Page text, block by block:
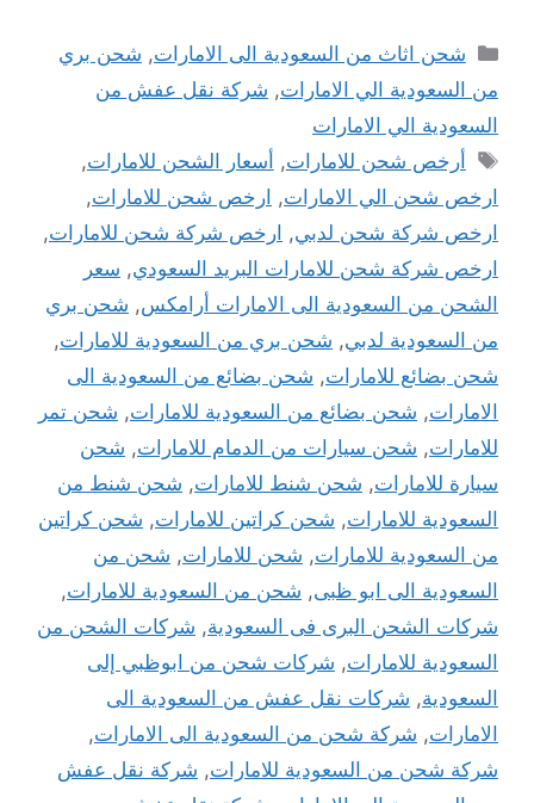
التصنيفات
شحن اثاث من السعودية الى الامارات, شحن بري
من السعودية الي الامارات, شركة نقل عفش من
السعودية الي الامارات
الوسوم
أرخص شحن للامارات, أسعار الشحن للامارات,
ارخص شحن الي الامارات, ارخص شحن للامارات,
ارخص شركة شحن لدبي, ارخص شركة شحن للامارات,
ارخص شركة شحن للامارات البريد السعودي, سعر
الشحن من السعودية الى الامارات أرامكس, شحن بري
من السعودية لدبي, شحن بري من السعودية للامارات,
شحن بضائع للامارات, شحن بضائع من السعودية الى
الامارات, شحن بضائع من السعودية للامارات, شحن تمر
للامارات, شحن سيارات من الدمام للامارات, شحن
سيارة للامارات, شحن شنط للامارات, شحن شنط من
السعودية للامارات, شحن كراتين للامارات, شحن كراتين
من السعودية للامارات, شحن للامارات, شحن من
السعودية الى ابو ظبى, شحن من السعودية للامارات,
شركات الشحن البرى فى السعودية, شركات الشحن من
السعودية للامارات, شركات شحن من ابوظبي إلى
السعودية, شركات نقل عفش من السعودية الى
الامارات, شركة شحن من السعودية الى الامارات,
شركة شحن من السعودية للامارات, شركة نقل عفش